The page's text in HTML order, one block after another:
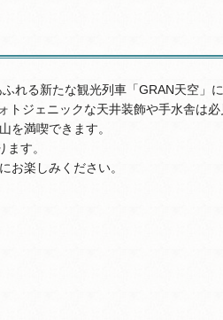
れる新たな観光列車「GRAN天空
ジェニックな天井装飾や手水舎は必
を満喫できます。
す。
お楽しみください。